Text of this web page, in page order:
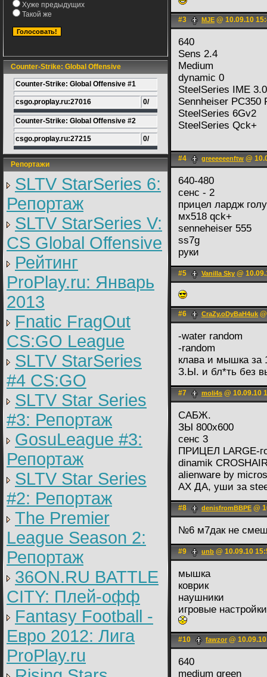
Хуже предыдущих
Такой же
Counter-Strike: Global Offensive
Counter-Strike: Global Offensive #1
csgo.proplay.ru:27016 0/
Counter-Strike: Global Offensive #2
csgo.proplay.ru:27215 0/
Репортажи
SLTV StarSeries 6:
Репортаж
SLTV StarSeries V:
CS Global Offensive
Рейтинг
ProPlay.ru: Январь
2013
Fnatic FragOut
CS:GO League
SLTV StarSeries
#4 CS:GO
SLTV Star Series
#3: Репортаж
GosuLeague #3:
Репортаж
SLTV Star Series
#2: Репортаж
The Premier
League Season 2:
Репортаж
36ON.RU BATTLE
CITY: Плей-офф
Fantasy Football -
Евро 2012: Лига
ProPlay.ru
#3 MJE @ 10.09.10
640
Sens 2.4
Medium
dynamic 0
SteelSeries IME 3.0
Sennheiser PC350
SteelSeries 6Gv2
SteelSeries Qck+
#4 greeeeeenftw @
640-480
сенс - 2
прицел лардж
мх518 qck+
senneheiser 555
ss7g
руки
#5 Vanilla Sky @
#6 CraZy.oDyBaH4uk
-water random
-random
клава и мышка за
З.Ы. и бл*ть без
#7 moli4s @ 10.09.10
САБЖ.
ЗЫ 800х600
сенс 3
ПРИЦЕЛ LARGE-
dinamik
alienware by
АХ ДА, уши за
#8 denisfromBBPE @
№6 м7дак не
#9 unb @ 10.09.10
мышка
коврик
наушники
игровые настройки
#10 fawzor @
640
medium green